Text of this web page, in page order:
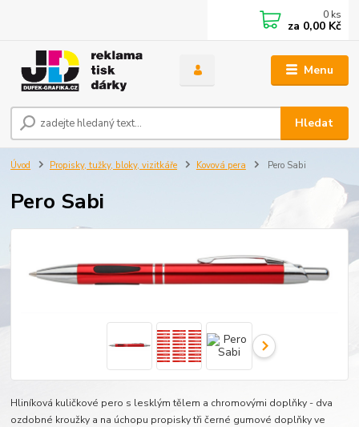
Menu
Hledat
0 ks
za 0,00 Kč
Úvod Propisky, tužky, bloky, vizitkáře Kovová pera Pero Sabi
Pero Sabi
Hliníková kuličkové pero s lesklým tělem a chromovými doplňky - dva
ozdobné kroužky a na úchopu propisky tři černé gumové doplňky ve